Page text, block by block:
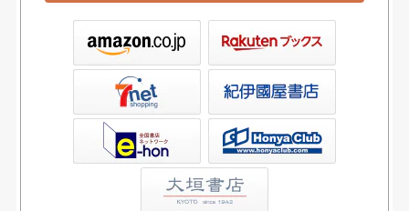
書店ウェブストア